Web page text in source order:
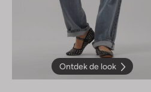
Ontdek de look